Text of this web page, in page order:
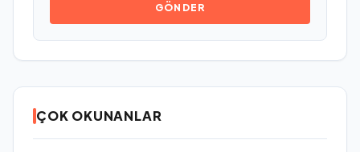
GÖNDER
ÇOK OKUNANLAR